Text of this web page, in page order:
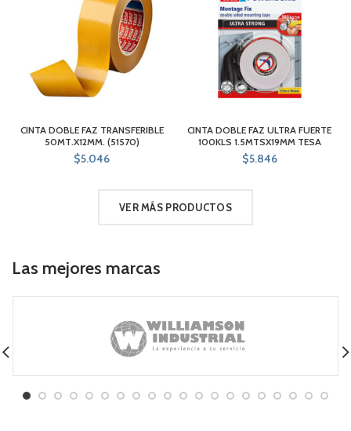
CINTA DOBLE FAZ TRANSFERIBLE
50MT.X12MM. (51570)
$5.046
CINTA DOBLE FAZ ULTRA FUERTE
100KLS 1.5MTSX19MM TESA
$5.846
VER MÁS PRODUCTOS
Las mejores marcas